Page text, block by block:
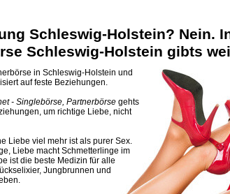
Schleswig-Holstein? Nein.
Schleswig-Holstein gibts
in Schleswig-Holstein und
auf feste Beziehungen.
- Singlebörse, Partnerbörse gehts
um richtige Liebe, nicht
Liebe viel mehr ist als purer Sex.
Liebe macht Schmetterlinge im
ist die beste Medizin für alle
Jungbrunnen und